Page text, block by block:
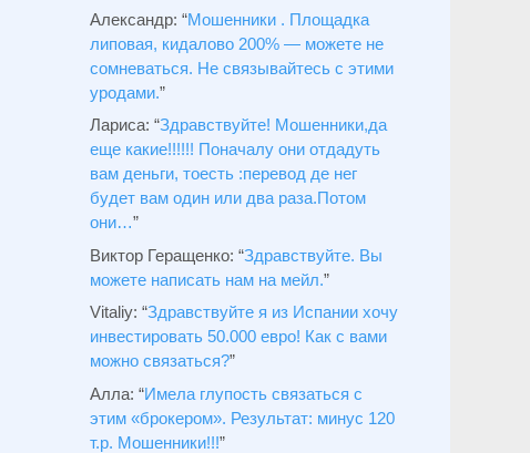
Александр: “Мошенники . Площадка
липовая, кидалово 200% — можете не
сомневаться. Не связывайтесь с этими
уродами.”
Лариса: “Здравствуйтe! Мошенники,да
еще какие!!!!!! Поначалу они отдадуть
вам деньги, тоесть :перевод де нег
будет вам один или два раза.Потом
они…”
Виктор Геращенко: “Здравствуйте. Вы
можете написать нам на мейл.”
Vitaliy: “Здравствуйте я из Испании хочу
инвестировать 50.000 евро! Как с вами
можно связаться?”
Алла: “Имела глупость связаться с
этим «брокером». Результат: минус 120
т.р. Мошенники!!!”